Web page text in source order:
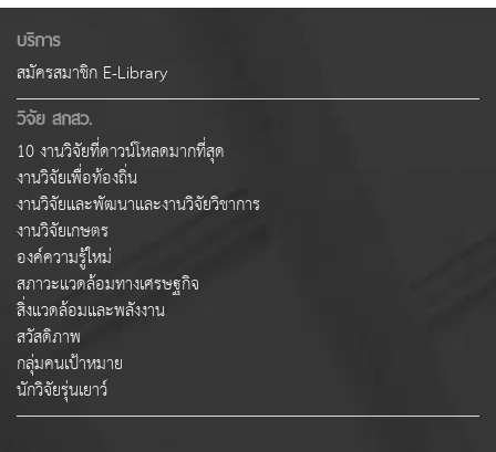
บริการ
สมัครสมาชิก E-Library
วิจัย สกสว.
10 งานวิจัยที่ดาวน์โหลดมากที่สุด
งานวิจัยเพื่อท้องถิ่น
งานวิจัยและพัฒนาและงานวิจัยวิชาการ
งานวิจัยเกษตร
องค์ความรู้ใหม่
สภาวะแวดล้อมทางเศรษฐกิจ
สิ่งแวดล้อมและพลังงาน
สวัสดิภาพ
กลุ่มคนเป้าหมาย
นักวิจัยรุ่นเยาว์